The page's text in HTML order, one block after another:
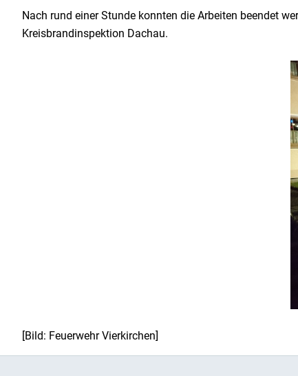
Nach rund einer Stunde konnten die Arbeiten beendet
Kreisbrandinspektion Dachau.
[Bild: Feuerwehr Vierkirchen]